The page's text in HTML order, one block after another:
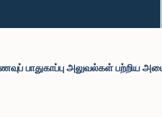
பாதுகாப்பு அலுவல்கள் பற்றிய